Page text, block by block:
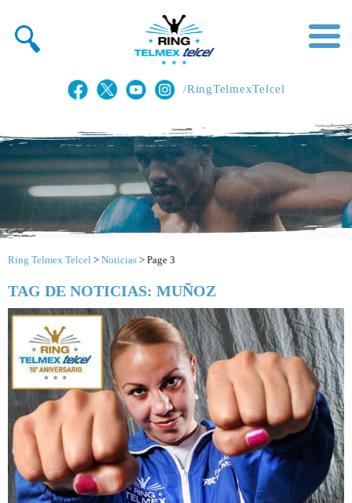
/RingTelmexTelcel
Ring Telmex Telcel > Noticias > Page 3
TAG DE NOTICIAS: MUÑOZ